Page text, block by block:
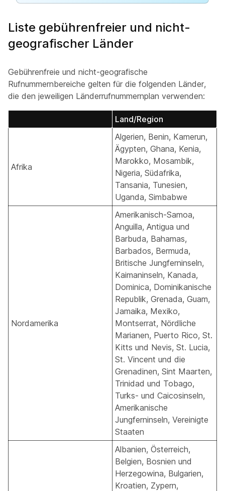
Liste gebührenfreier und nicht-
geografischer Länder
Gebührenfreie und nicht-geografische
Rufnummernbereiche gelten für die folgenden Länder,
die den jeweiligen Länderrufnummernplan verwenden:
Land/Region
Afrika
Algerien, Benin, Kamerun,
Ägypten, Ghana, Kenia,
Marokko, Mosambik,
Nigeria, Südafrika,
Tansania, Tunesien,
Uganda, Simbabwe
Nordamerika
Amerikanisch-Samoa,
Anguilla, Antigua und
Barbuda, Bahamas,
Barbados, Bermuda,
Britische Jungferninseln,
Kaimaninseln, Kanada,
Dominica, Dominikanische
Republik, Grenada, Guam,
Jamaika, Mexiko,
Montserrat, Nördliche
Marianen, Puerto Rico, St.
Kitts und Nevis, St. Lucia,
St. Vincent und die
Grenadinen, Sint Maarten,
Trinidad und Tobago,
Turks- und Caicosinseln,
Amerikanische
Jungferninseln, Vereinigte
Staaten
Albanien, Österreich,
Belgien, Bosnien und
Herzegowina, Bulgarien,
Kroatien, Zypern,